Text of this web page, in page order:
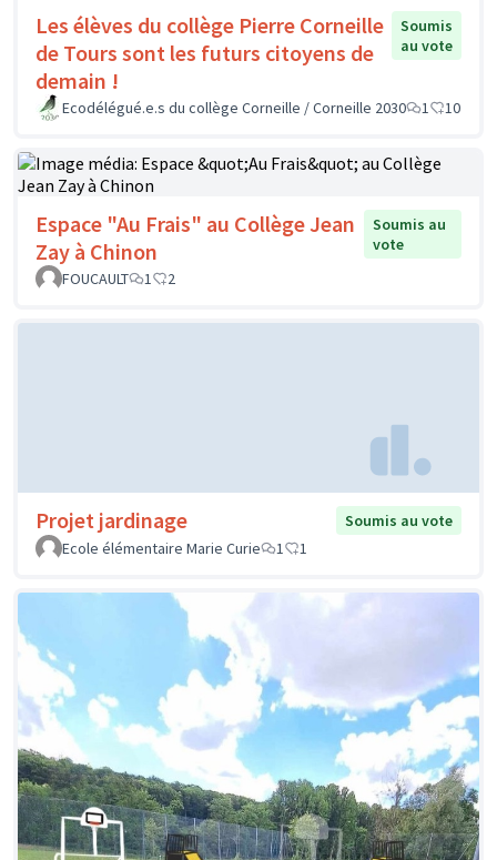
Les élèves du collège Pierre Corneille
de Tours sont les futurs citoyens de
demain !
Soumis
au vote
Ecodélégué.e.s du collège Corneille / Corneille 2030 1 10
Espace "Au Frais" au Collège Jean
Zay à Chinon
Soumis au
vote
FOUCAULT
1 2
Projet jardinage
Soumis au vote
Ecole élémentaire Marie Curie
1 1